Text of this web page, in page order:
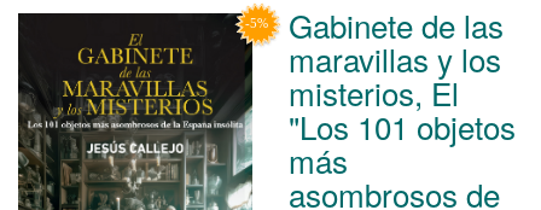
Gabinete de las
maravillas y los
misterios, El
"Los 101 objetos
más
asombrosos de